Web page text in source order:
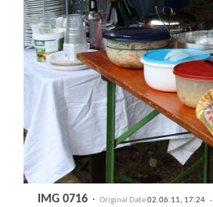
IMG 0716· Original Date02.06.11, 17:24 ·